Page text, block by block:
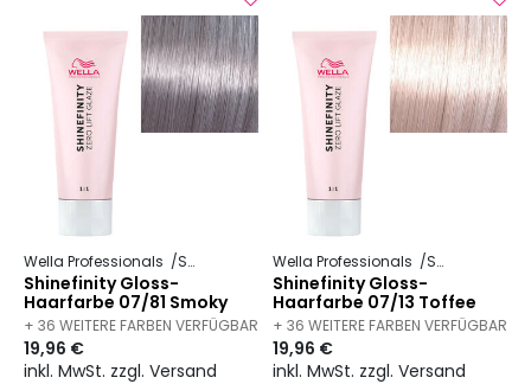
Wella Professionals Shinefinity
Shinefinity Gloss-
Haarfarbe 07/81 Smoky
Opal
+ 36 WEITERE FARBEN VERFÜGBAR
19,96 €
inkl. MwSt. zzgl. Versand
Wella Professionals Shinefinity
Shinefinity Gloss-
Haarfarbe 07/13 Toffee
Cream
+ 36 WEITERE FARBEN VERFÜGBAR
19,96 €
inkl. MwSt. zzgl. Versand